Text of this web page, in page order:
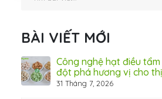
BÀI VIẾT MỚI
Công nghệ hạt điều
đột phá hương vị cho
31 Tháng 7, 2026